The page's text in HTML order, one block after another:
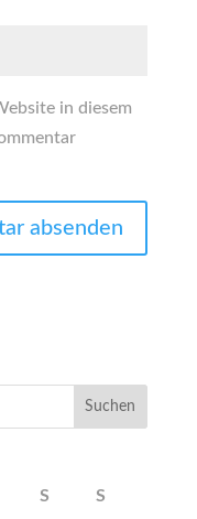
in diesem
S S